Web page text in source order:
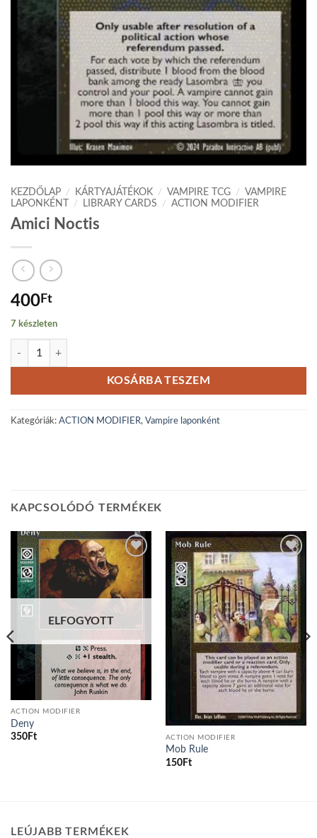
KEZDŐLAP / KÁRTYAJÁTÉKOK / VAMPIRE TCG / VAMPIRE
LAPONKÉNT
/ LIBRARY CARDS / ACTION MODIFIER
Amici Noctis
400Ft
7 készleten
Amici Noctis mennyiség
KOSÁRBA TESZEM
Kategóriák: ACTION MODIFIER, Vampire laponként
KAPCSOLÓDÓ TERMÉKEK
Add to
wishlist
ELFOGYOTT
ACTION MODIFIER
Deny
350Ft
wishlist
ACTION MODIFIER
Mob Rule
150Ft
LEÚJABB TERMÉKEK